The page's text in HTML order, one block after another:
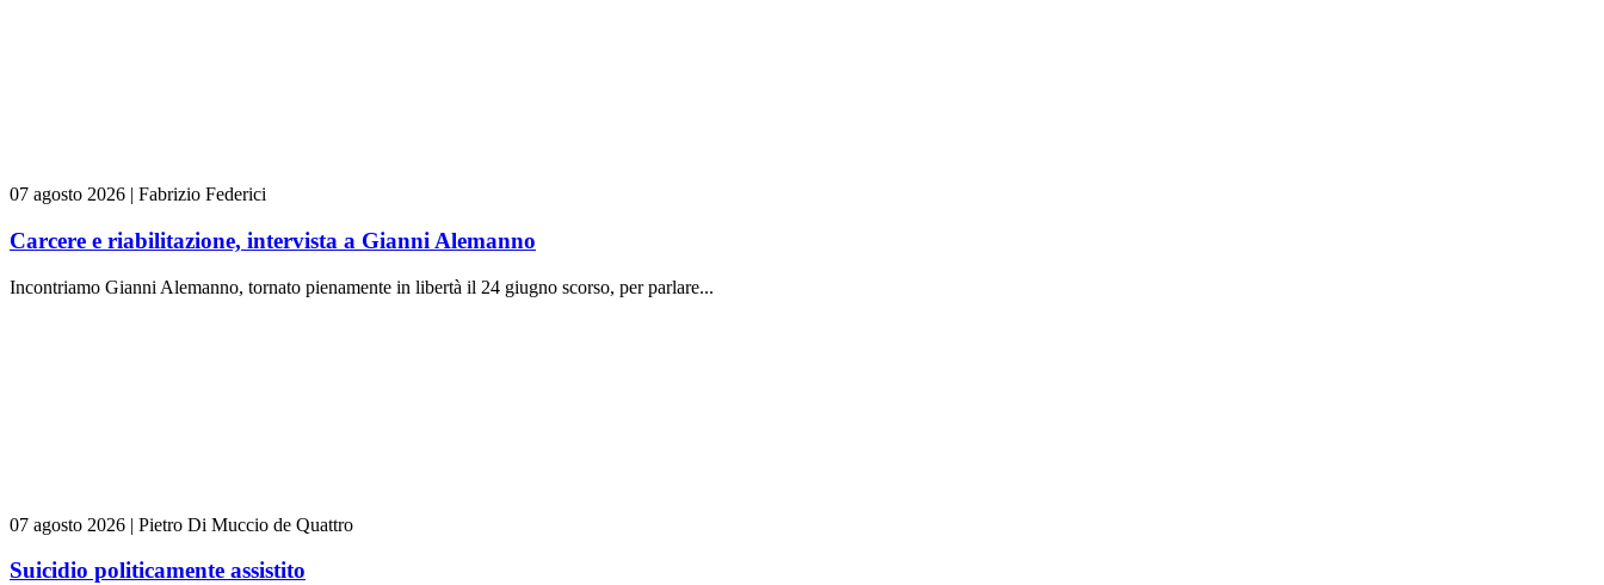
07 agosto 2026 | Fabrizio Federici
Carcere e riabilitazione, intervista a Gianni Alemanno
Incontriamo Gianni Alemanno, tornato pienamente in libertà il 24 giugno scorso, per parlare...
07 agosto 2026 | Pietro Di Muccio de Quattro
Suicidio politicamente assistito